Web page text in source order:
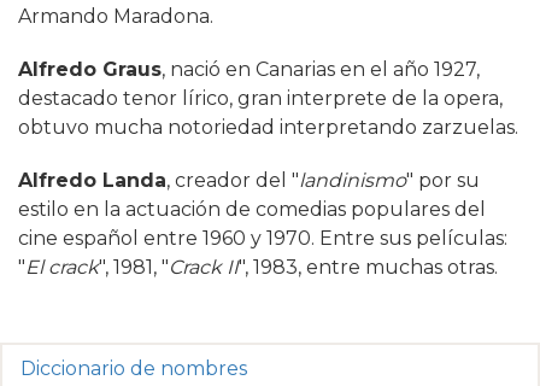
Armando Maradona.
Alfredo Graus, nació en Canarias en el año 1927,
destacado tenor lírico, gran interprete de la opera,
obtuvo mucha notoriedad interpretando zarzuelas.
Alfredo Landa, creador del "landinismo" por su
estilo en la actuación de comedias populares del
cine español entre 1960 y 1970. Entre sus películas:
"El crack", 1981, "Crack II", 1983, entre muchas otras.
Diccionario de nombres